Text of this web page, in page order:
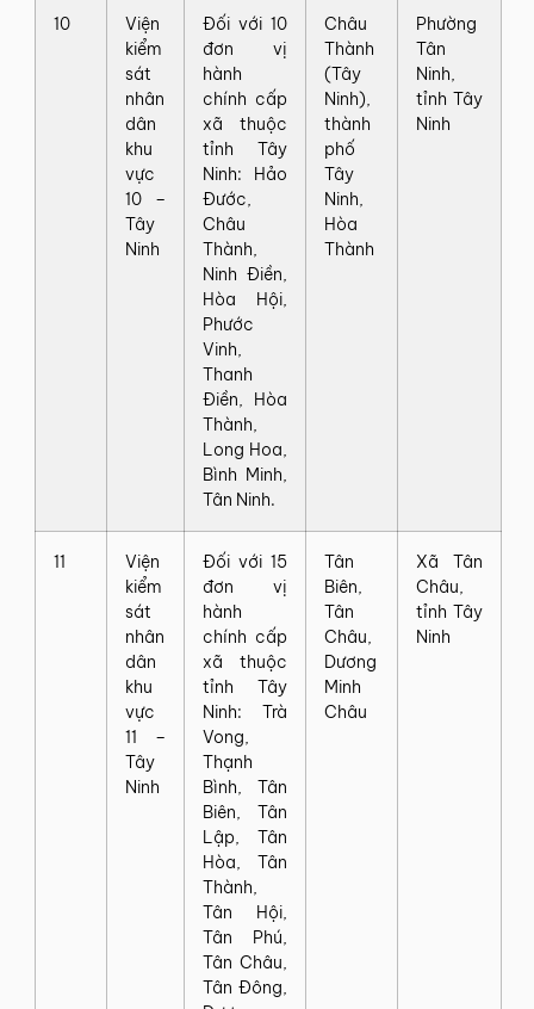
10
Viện
kiểm
sát
nhân
dân
khu
vực
10 –
Tây
Ninh
Đối với 10
đơn vị
hành
chính cấp
xã thuộc
tỉnh Tây
Ninh: Hảo
Đước,
Châu
Thành,
Ninh Điền,
Hòa Hội,
Phước
Vinh,
Thanh
Điền, Hòa
Thành,
Long Hoa,
Bình Minh,
Tân Ninh.
Châu
Thành
(Tây
Ninh),
thành
phố
Tây
Ninh,
Hòa
Thành
Phường
Tân
Ninh,
tỉnh Tây
Ninh
11
Viện
kiểm
sát
nhân
dân
khu
vực
11 –
Tây
Ninh
Đối với 15
đơn vị
hành
chính cấp
xã thuộc
tỉnh Tây
Ninh: Trà
Vong,
Thạnh
Bình, Tân
Biên, Tân
Lập, Tân
Hòa, Tân
Thành,
Tân Hội,
Tân Phú,
Tân Châu,
Tân Đông,
Tân
Biên,
Tân
Châu,
Dương
Minh
Châu
Xã Tân
Châu,
tỉnh Tây
Ninh